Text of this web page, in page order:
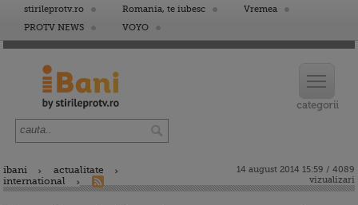
stirileprotv.ro Romania, te iubesc
Vremea
PROTV NEWS
VOYO
ibani
actualitate
international
14 august 2014 15:59 / 4089
vizualizari